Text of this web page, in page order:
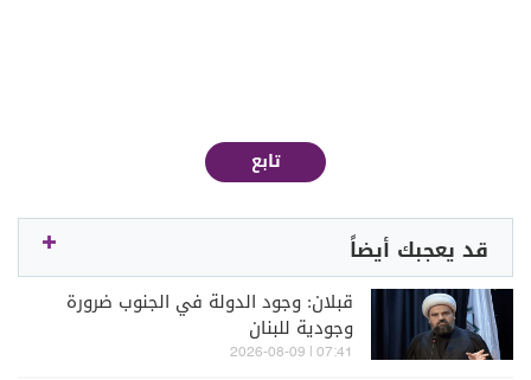
تابع
قد يعجبك أيضاً
قبلان: وجود الدولة في الجنوب ضرورة
وجودية للبنان
07:41 | 2026-08-09